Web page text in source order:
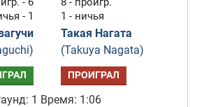
- 1
1 - ничья
Такая Нагата
(Takuya Nagata)
ПРОИГРАЛ
1 Время: 1:06